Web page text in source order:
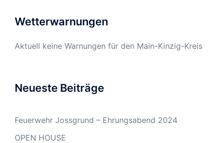
Wetterwarnungen
Aktuell keine Warnungen für den Main-Kinzig-Kreis
Neueste Beiträge
Feuerwehr Jossgrund – Ehrungsabend 2024
OPEN HOUSE